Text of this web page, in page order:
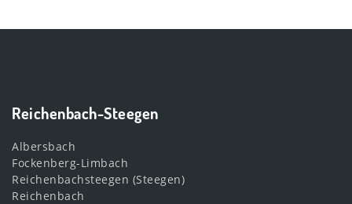
Reichenbach-Steegen
Albersbach
Fockenberg-Limbach
Reichenbachsteegen (Steegen)
Reichenbach